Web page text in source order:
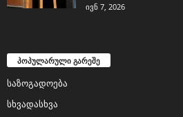
ივნ 7, 2026
პოპულარული გარეშე
საზოგადოება
სხვადასხვა